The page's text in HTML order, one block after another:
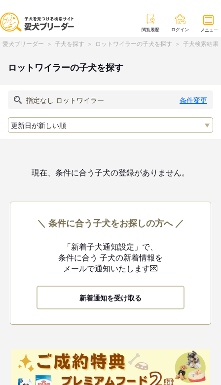
閲覧履歴 ログイン メニュー
愛犬ブリーダー 子犬を探す ロットワイラーの子犬を探す 子犬検索結果
ロットワイラーの子犬を探す
条件変更
現在、条件に合う子犬の登録がありません。
＼ 条件に合う子犬をお探しの方へ ／
「新着子犬通知設定」で、
条件に合う 子犬の新着情報を
メールで通知いたします💌
新着通知を受け取る